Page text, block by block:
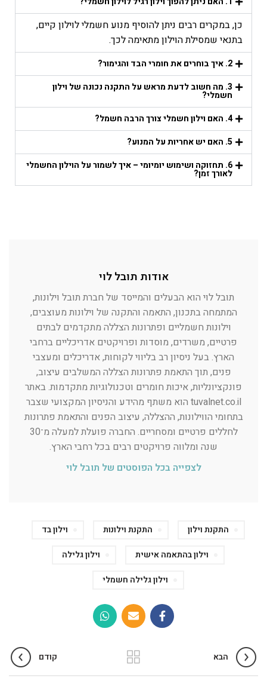
כן, במקרים רבים ניתן להוסיף מנוע חשמלי לוילון קיים,
בתנאי שמסילת הוילון מתאימה לכך.
2. איך בוחרים את חומרי הבד והגימור?
3. מה חשוב לדעת מראש על התקנה נכונה של וילון
חשמלי?
4. האם וילון חשמלי צורך הרבה חשמל?
5. האם יש אחריות על המנוע?
6. תחזוקה ושימוש יומיומי – איך לשמור על הוילון החשמלי
לאורך זמן?
אודות תובל לוי
תובל לוי הוא הבעלים והמייסד של חברת תובל וילונות,
המתמחה בתכנון, התאמה והתקנה של וילונות מעוצבים,
וילונות חשמליים ופתרונות הצללה מתקדמים לבתים
פרטיים, משרדים, מוסדות ופרויקטים אדריכליים ברחבי
הארץ. בעל ניסיון רב בליווי לקוחות, אדריכלים ומעצבי
פנים, תוך התאמת פתרונות הצללה המשלבים עיצוב,
פונקציונליות, איכות חומרים וטכנולוגיות מתקדמות. באתר
tuvalnet.co.il הוא משתף מהידע והניסיון המקצועי שצבר
בתחומי הווילונות, ההצללה, עיצוב הפנים והתאמת פתרונות
לחללים פרטיים ומסחריים. החברה פועלת למעלה מ־30
שנה ומלווה פרויקטים רבים בכל רחבי הארץ.
לצפייה בכל הפוסטים של תובל לוי
התקנת וילון התקנת וילונות
וילון בד
וילון בהתאמה אישית
וילון גלילה
וילון גלילה חשמלי
הבא קודם